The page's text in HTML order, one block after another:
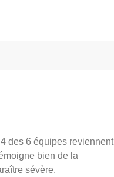
des 6 équipes reviennent
bien de la
sévère.